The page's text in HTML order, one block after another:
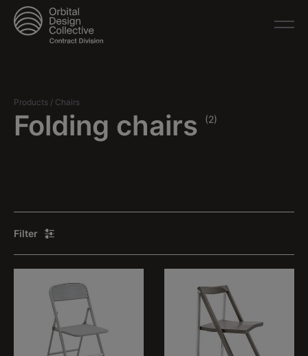
Products / Chairs
Folding chairs (2)
Filter